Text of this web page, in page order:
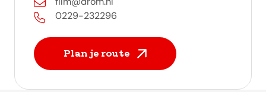
0229-232296
Plan je route